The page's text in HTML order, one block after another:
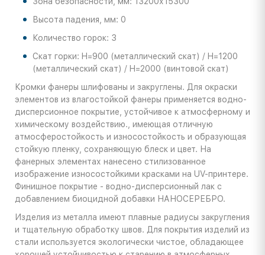
Высота падения, мм: 0
Количество горок: 3
Скат горки: H=900 (металлический скат) / H=1200
(металлический скат) / H=2000 (винтовой скат)
Кромки фанеры шлифованы и закруглены. Для окраски
элементов из влагостойкой фанеры применяется водно-
дисперсионное покрытие, устойчивое к атмосферному и
химическому воздействию., имеющая отличную
атмосферостойкость и износостойкость и образующая
стойкую пленку, сохраняющую блеск и цвет. На
фанерных элементах нанесено стилизованное
изображение износостойкими красками на UV-принтере.
Финишное покрытие - водно-дисперсионный лак с
добавлением биоцидной добавки НАНОСЕРЕБРО.
Изделия из металла имеют плавные радиусы закругления
и тщательную обработку швов. Для покрытия изделий из
стали используется экологически чистое, обладающее